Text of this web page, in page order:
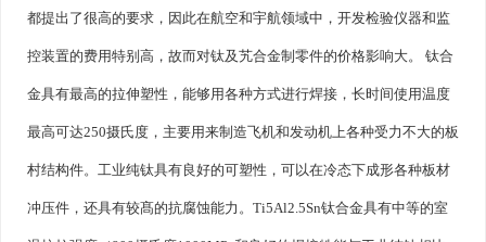
都提出了很高的要求，因此在航空和宇航领域中，开发检验仪器和监
控装置的费用特别高，故而对钛及艽合金制零件的价格影响大。 钛合
金具有最高的拉伸塑性，能够用各种方式进行焊接，长时间使用温度
最高可达250摄氏度，主要用来制造飞机和发动机上各种受力不大的板
村结构件。工业纯钛具有良好的可塑性，可以在冷态下成形各种板材
冲压件，还具有较髙的抗腐蚀能力。Ti5Al2.5Sn钛合金具有中等的室